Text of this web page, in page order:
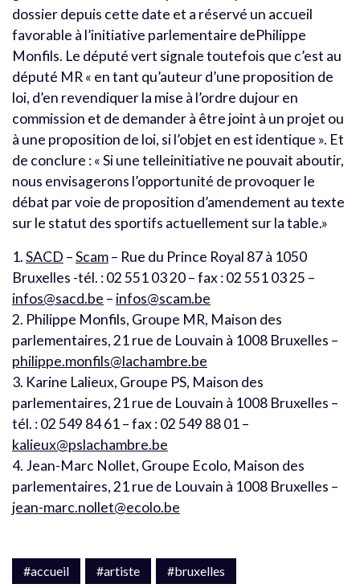
dossier depuis cette date et a réservé un accueil
favorable à l’initiative parlementaire dePhilippe
Monfils. Le député vert signale toutefois que c’est au
député MR « en tant qu’auteur d’une proposition de
loi, d’en revendiquer la mise à l’ordre dujour en
commission et de demander à être joint à un projet ou
à une proposition de loi, si l’objet en est identique ». Et
de conclure : « Si une telleinitiative ne pouvait aboutir,
nous envisagerons l’opportunité de provoquer le
débat par voie de proposition d’amendement au texte
sur le statut des sportifs actuellement sur la table.»
1.SACD –Scam– Rue du Prince Royal 87 à 1050
Bruxelles -tél. : 02 551 03 20 – fax : 02 551 03 25 –
infos@sacd.be – infos@scam.be
2. Philippe Monfils, Groupe MR, Maison des
parlementaires, 21 rue de Louvain à 1008 Bruxelles –
philippe.monfils@lachambre.be
3. Karine Lalieux, Groupe PS, Maison des
parlementaires, 21 rue de Louvain à 1008 Bruxelles –
tél. : 02 549 84 61 – fax : 02 549 88 01 –
kalieux@pslachambre.be
4. Jean-Marc Nollet, Groupe Ecolo, Maison des
parlementaires, 21 rue de Louvain à 1008 Bruxelles –
jean-marc.nollet@ecolo.be
#accueil #artiste #bruxelles